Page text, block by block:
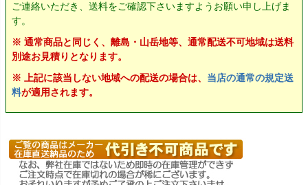
ご連絡いただき、送料をご確認下さいますようお願い申し上げま
す。
※ 通常商品と同じく、離島・山岳地等、通常配送不可地域は送料
別途お見積りとなります。
※ 上記に該当しない地域への配送の場合は、 当店の通常の規定送
料が適用されます。